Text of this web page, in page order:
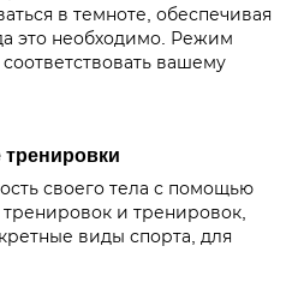
в темноте, обеспечивая
это необходимо. Режим
вашему
своего тела с помощью
и тренировок,
виды спорта, для